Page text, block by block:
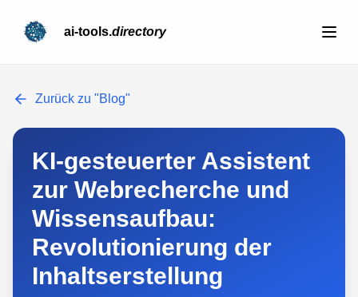
ai-tools.directory
Zurück zu "Blog"
KI-gesteuerter Assistent
zur Webrecherche und
Wissensaufbau:
Revolutionierung der
Inhaltserstellung